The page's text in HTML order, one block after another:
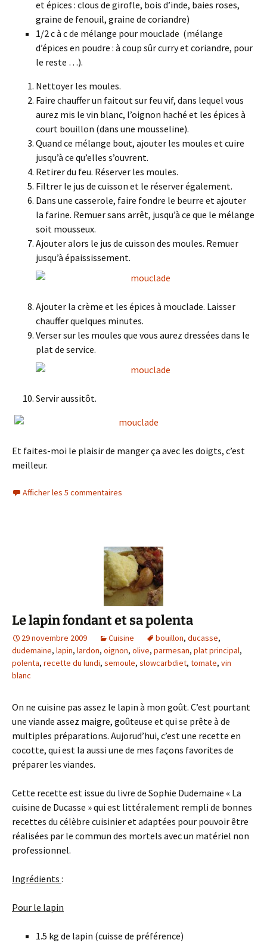
et épices : clous de girofle, bois d’inde, baies roses,
graine de fenouil, graine de coriandre)
1/2 c à c de mélange pour mouclade (mélange
d’épices en poudre : à coup sûr curry et coriandre, pour
le reste …).
Nettoyer les moules.
Faire chauffer un faitout sur feu vif, dans lequel vous
aurez mis le vin blanc, l’oignon haché et les épices à
court bouillon (dans une mousseline).
Quand ce mélange bout, ajouter les moules et cuire
jusqu’à ce qu’elles s’ouvrent.
Retirer du feu. Réserver les moules.
Filtrer le jus de cuisson et le réserver également.
Dans une casserole, faire fondre le beurre et ajouter
la farine. Remuer sans arrêt, jusqu’à ce que le mélange
soit mousseux.
Ajouter alors le jus de cuisson des moules. Remuer
jusqu’à épaississement.
Ajouter la crème et les épices à mouclade. Laisser
chauffer quelques minutes.
Verser sur les moules que vous aurez dressées dans le
plat de service.
Servir aussitôt.
Et faites-moi le plaisir de manger ça avec les doigts, c’est
meilleur.
Afficher les 5 commentaires
Le lapin fondant et sa polenta
29 novembre 2009 Cuisine bouillon, ducasse,
dudemaine, lapin, lardon, oignon, olive, parmesan, plat principal,
polenta, recette du lundi, semoule, slowcarbdiet, tomate, vin
blanc
On ne cuisine pas assez le lapin à mon goût. C’est pourtant
une viande assez maigre, goûteuse et qui se prête à de
multiples préparations. Aujorud’hui, c’est une recette en
cocotte, qui est la aussi une de mes façons favorites de
préparer les viandes.
Cette recette est issue du livre de Sophie Dudemaine « La
cuisine de Ducasse » qui est littéralement rempli de bonnes
recettes du célèbre cuisinier et adaptées pour pouvoir être
réalisées par le commun des mortels avec un matériel non
professionnel.
Ingrédients :
Pour le lapin
1.5 kg de lapin (cuisse de préférence)